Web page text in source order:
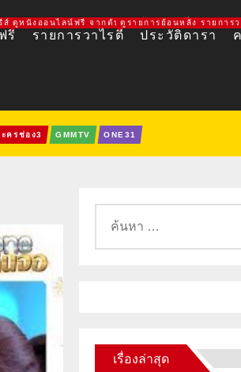
ลน์ ละครช่อง 3 ช่อง 7 ช่องวัน ช่องอมรินทร์ทีวี 34HD
วาย LINE TV IQIYI VIU ช่อง 3 ช่อง 7 ช่องวัน ช่อง
รี
ดูหนังออนไลน์ฟรี จากต้นฉบับที่ถูกลิขสิทธิ์ ดูหนังฟรีเต็
รายการวาไรตี้
ดูรายการย้อนหลัง รายการ
ประวัติดารา
ะครช่อง3 GMMTV ONE31
เรื่องล่าสุด